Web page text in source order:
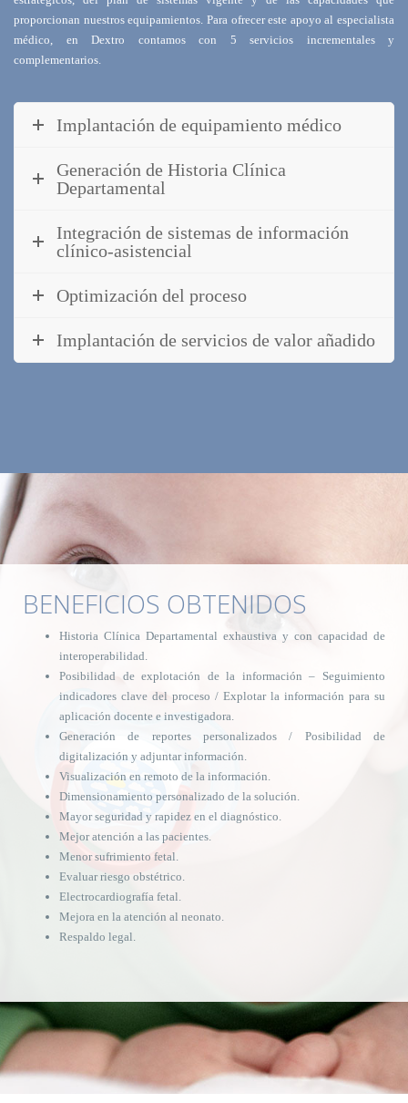
proporcionan nuestros equipamientos. Para ofrecer este apoyo al especialista
médico, en Dextro contamos con 5 servicios incrementales y
complementarios.
Implantación de equipamiento médico
Generación de Historia Clínica
Departamental
Integración de sistemas de información
clínico-asistencial
Optimización del proceso
Implantación de servicios de valor añadido
BENEFICIOS OBTENIDOS
Historia Clínica Departamental exhaustiva y con capacidad de
interoperabilidad.
Posibilidad de explotación de la información – Seguimiento
indicadores clave del proceso / Explotar la información para su
aplicación docente e investigadora.
Generación de reportes personalizados / Posibilidad de
digitalización y adjuntar información.
Visualización en remoto de la información.
Dimensionamiento personalizado de la solución.
Mayor seguridad y rapidez en el diagnóstico.
Mejor atención a las pacientes.
Menor sufrimiento fetal.
Evaluar riesgo obstétrico.
Electrocardiografía fetal.
Mejora en la atención al neonato.
Respaldo legal.